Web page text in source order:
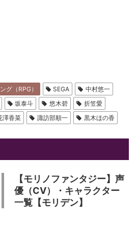
グ（RPG） SEGA
中村悠一
坂泰斗 悠木碧
折笠愛
澤香菜 諏訪部順一 黒木ほの香
【モリノファンタジー】声
優（CV）・キャラクター
一覧【モリデン】